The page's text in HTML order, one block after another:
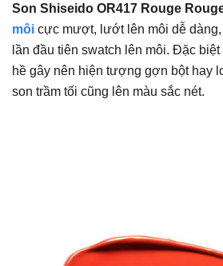
Son Shiseido OR417 Rouge
môi cực mượt, lướt lên môi dễ
lần đầu tiên swatch lên môi. Đặc
hề gây nên hiện tượng gợn bột hay
son trầm tối cũng lên màu sắc nét.